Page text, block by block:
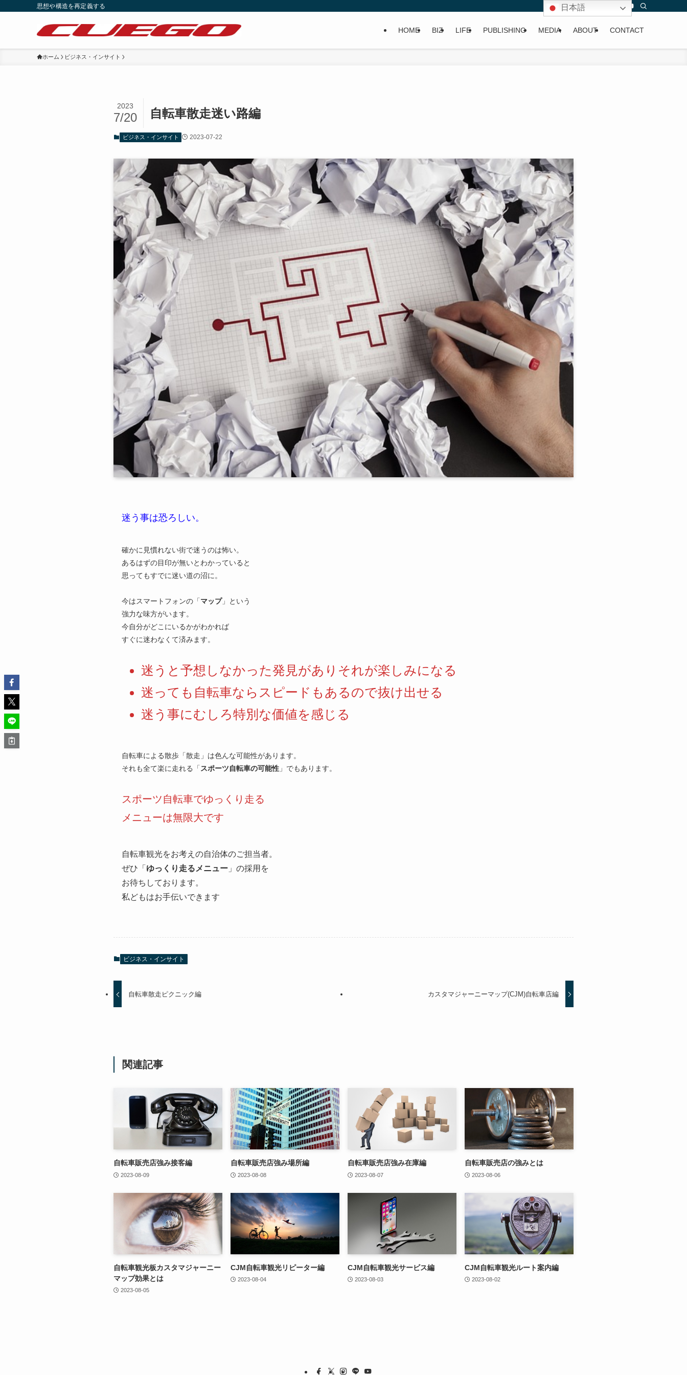
思想や構造を再定義する
HOME BIZ LIFE PUBLISHING MEDIA ABOUT CONTACT
ホーム ビジネス・インサイト
自転車散走迷い路編
2023
7/20
ビジネス・インサイト 2023-07-22
迷う事は恐ろしい。
確かに見慣れない街で迷うのは怖い。
あるはずの目印が無いとわかっていると
思ってもすでに迷い道の沼に。
今はスマートフォンの「マップ」という
強力な味方がいます。
今自分がどこにいるかがわかれば
すぐに迷わなくて済みます。
迷うと予想しなかった発見がありそれが楽しみになる
迷っても自転車ならスピードもあるので抜け出せる
迷う事にむしろ特別な価値を感じる
自転車による散歩「散走」は色んな可能性があります。
それも全て楽に走れる「スポーツ自転車の可能性 」でもあります。
スポーツ自転車でゆっくり走る
メニューは無限大です
自転車観光をお考えの自治体のご担当者。
ぜひ「 ゆっくり走るメニュー 」の採用を
お待ちしております。
私どもはお手伝いできます
ビジネス・インサイト
自転車散走ピクニック編 カスタマジャーニーマップ(CJM)自転車店編
関連記事
自転車販売店強み接客編
2023-08-09
自転車販売店強み場所編
2023-08-08
自転車販売店強み在庫編
2023-08-07
自転車販売店の強みとは
2023-08-06
自転車観光板カスタマジャーニー
マップ効果とは
2023-08-05
CJM自転車観光リピーター編
2023-08-04
CJM自転車観光サービス編
2023-08-03
CJM自転車観光ルート案内編
2023-08-02
日本語